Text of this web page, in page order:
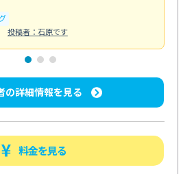
投稿者：石原です
の詳細情報を見る
料金を見る